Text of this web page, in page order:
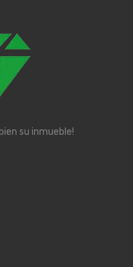
su inmueble!